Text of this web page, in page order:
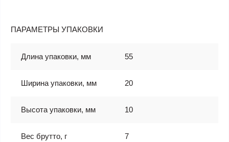
ПАРАМЕТРЫ УПАКОВКИ
Длина упаковки, мм 55
Ширина упаковки, мм 20
Высота упаковки, мм 10
Вес брутто, г 7